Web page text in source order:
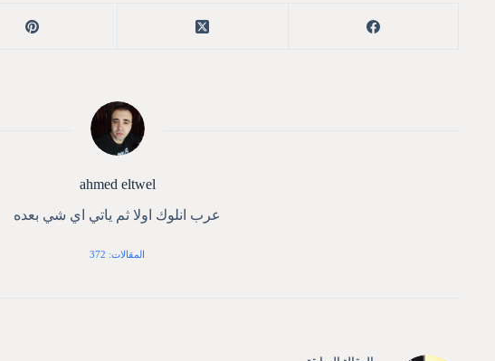
ahmed eltwel
عرب انلوك اولا ثم ياتي اي شي بعده
المقالات: 372